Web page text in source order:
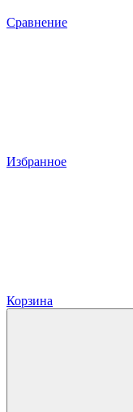
Сравнение
Избранное
Корзина